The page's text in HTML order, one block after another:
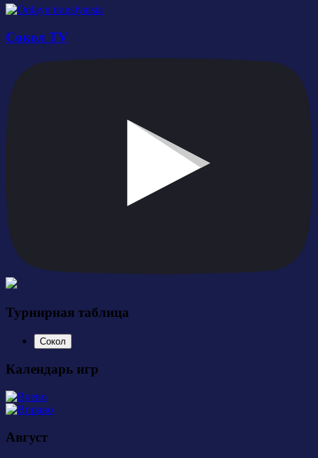
Сокол TV
Турнирная таблица
Сокол
Календарь игр
Август